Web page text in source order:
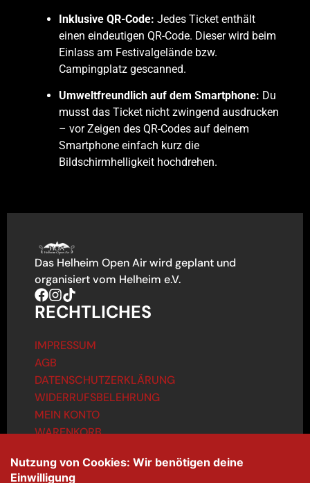
Inklusive QR-Code: Jedes Ticket enthält
einen eindeutigen QR-Code. Dieser wird beim
Einlass am Festivalgelände bzw.
Campingplatz gescanned.
Umweltfreundlich auf dem Smartphone: Du
musst das Ticket nicht zwingend ausdrucken
– vor Zeigen des QR-Codes auf deinem
Smartphone einfach kurz die
Bildschirmhelligkeit hochdrehen.
Das Helheim Open Air wird geplant und
organisiert vom Helheim e.V.
RECHTLICHES
IMPRESSUM
AGB
DATENSCHUTZERKLÄRUNG
WIDERRUFSBELEHRUNG
MEIN KONTO
WARENKORB